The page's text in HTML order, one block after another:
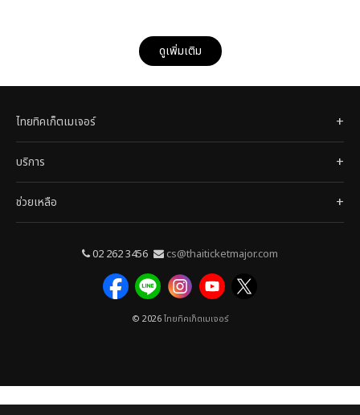
ดูเพิ่มเติม
ไทยทิคเก็ตเมเจอร์
บริการ
ช่วยเหลือ
02 262 3456 cs@thaiticketmajor.com
© 2026ไทยทิคเก็ตเมเจอร์